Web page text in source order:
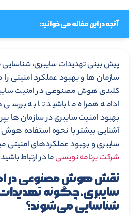
آنچه در این مقاله می خوانید:
پیش بینی تهدیدات سایبری،
سازمان ها و بهبود عملکرد امنیتی
کلیدی هوش مصنوعی در امنیت
ادامه همراه ما باشید تا به
بهبود امنیت سایبری در سازمان ها
آشنایی بیشتر با نحوه استفاده
سایبری و بهبود عملکردهای امنیتی
شرکت برنامه نویسیما در ارتباط باشید.
نقش هوش مصنوعی در
سایبری، چگونه
شناسایی می‌شوند؟